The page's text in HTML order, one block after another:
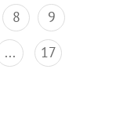
8
9
... 17